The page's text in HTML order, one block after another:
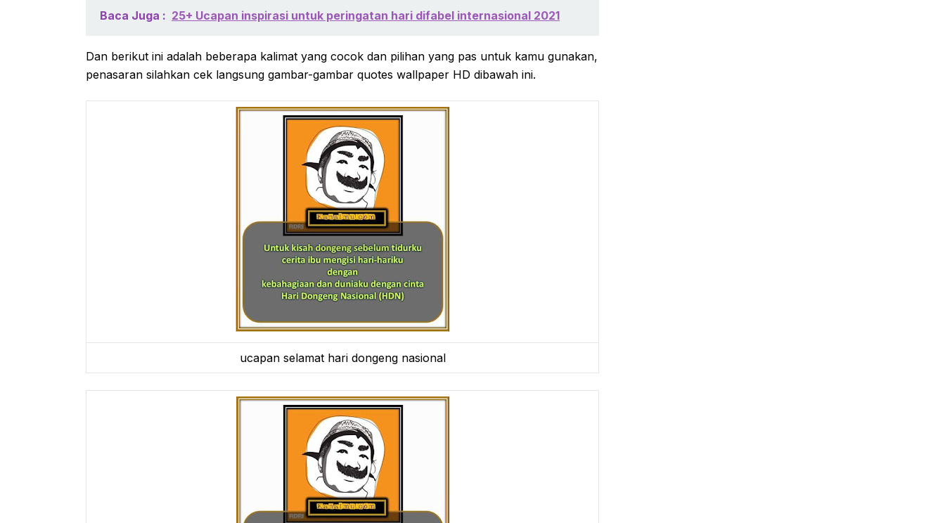
Baca Juga : 25+ Ucapan inspirasi untuk peringatan hari difabel internasional 2021
Dan berikut ini adalah beberapa kalimat yang cocok dan pilihan yang pas untuk kamu gunakan,
penasaran silahkan cek langsung gambar-gambar quotes wallpaper HD dibawah ini.
ucapan selamat hari dongeng nasional